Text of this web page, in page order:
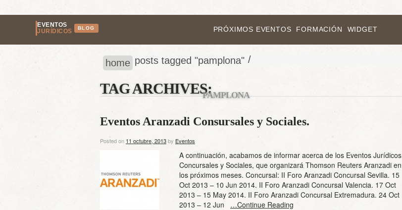
EVENTOS
JURÍDICOS
BLOG PRÓXIMOS EVENTOS FORMACIÓN WIDGET
home /
posts tagged "pamplona"
TAG ARCHIVES:PAMPLONA
Eventos Aranzadi Consursales y Sociales.
Posted on 11 octubre, 2013by Eventos
A continuación, acabamos de informar acerca de los Eventos Jurídicos
Concursales y Sociales, que organizará Thomson Reuters Aranzadi en
los próximos meses. Concursal: II Foro Aranzadi Concursal Sevilla. 15
Oct 2013 – 10 Jun 2014. II Foro Aranzadi Concursal Valencia. 17 Oct
2013 – 15 May 2014. II Foro Aranzadi Concursal Extremadura. 24 Oct
2013 – 12 Jun …Continue Reading